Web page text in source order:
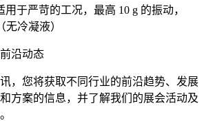
于严苛的工况，最高 10 g 的振动，
无冷凝液）
沿动态
，您将获取不同行业的前沿趋势、发展
方案的信息，并了解我们的展会活动及